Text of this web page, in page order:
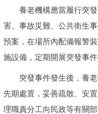
養老機構應當履行突發
害、事故災難、公共衛生
預案，在場所內配備報警
施設備，定期開展突發事件
突發事件發生後，養老
先期處置，妥善疏散、安
理職責分工向民政等有關部